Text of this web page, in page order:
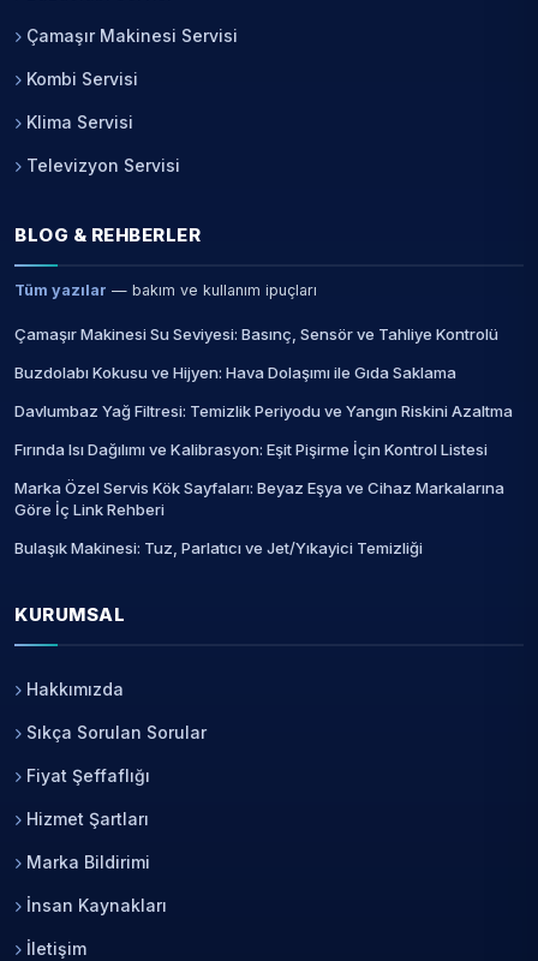
Çamaşır Makinesi Servisi
Kombi Servisi
Klima Servisi
Televizyon Servisi
BLOG & REHBERLER
Tüm yazılar — bakım ve kullanım ipuçları
Çamaşır Makinesi Su Seviyesi: Basınç, Sensör ve Tahliye Kontrolü
Buzdolabı Kokusu ve Hijyen: Hava Dolaşımı ile Gıda Saklama
Davlumbaz Yağ Filtresi: Temizlik Periyodu ve Yangın Riskini Azaltma
Fırında Isı Dağılımı ve Kalibrasyon: Eşit Pişirme İçin Kontrol Listesi
Marka Özel Servis Kök Sayfaları: Beyaz Eşya ve Cihaz Markalarına
Göre İç Link Rehberi
Bulaşık Makinesi: Tuz, Parlatıcı ve Jet/Yıkayici Temizliği
KURUMSAL
Hakkımızda
Sıkça Sorulan Sorular
Fiyat Şeffaflığı
Hizmet Şartları
Marka Bildirimi
İnsan Kaynakları
İletişim